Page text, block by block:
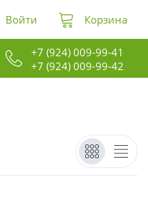
Войти Корзина
+7 (924) 009-99-41
+7 (924) 009-99-42